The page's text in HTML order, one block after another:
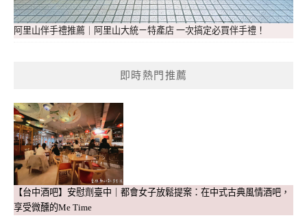
阿里山伴手禮推薦｜阿里山大統ㄧ特產店 一次搞定必買伴手禮！
即時熱門推薦
【台中酒吧】安慰劑臺中｜都會女子放鬆提案：在中式古典風情酒吧，
享受微醺的Me Time